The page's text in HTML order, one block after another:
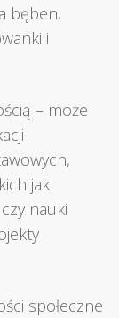
bęben,
i
– może
jak
nauki
społeczne